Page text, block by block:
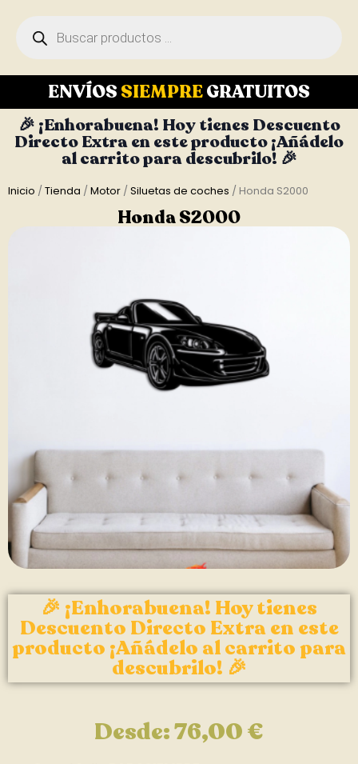
ENVÍOS SIEMPREGRATUITOS
🎉 ¡Enhorabuena! Hoy tienes Descuento
Directo Extra en este producto ¡Añádelo
al carrito para descubrilo! 🎉
Inicio /Tienda /Motor /Siluetas de coches / Honda S2000
Honda S2000
🎉 ¡Enhorabuena! Hoy tienes
Descuento Directo Extra en este
producto ¡Añádelo al carrito para
descubrilo! 🎉
Desde:76,00€